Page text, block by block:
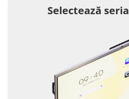
Selectează seria